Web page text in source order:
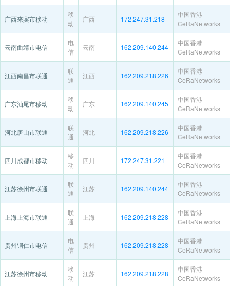
广西来宾市移动
移
动
广西 172.247.31.218
中国香港
CeRaNetworks
云南曲靖市电信
电
信
云南 162.209.140.244
中国香港
CeRaNetworks
江西南昌市联通
联
通
江西 162.209.218.226
中国香港
CeRaNetworks
广东汕尾市移动
移
动
广东 162.209.140.245
中国香港
CeRaNetworks
河北唐山市联通
联
通
河北 162.209.218.226
中国香港
CeRaNetworks
四川成都市移动
移
动
四川 172.247.31.221
中国香港
CeRaNetworks
江苏徐州市联通
联
通
江苏 162.209.140.244
中国香港
CeRaNetworks
上海上海市联通
联
通
上海 162.209.218.228
中国香港
CeRaNetworks
贵州铜仁市电信
电
信
贵州 162.209.218.228
中国香港
CeRaNetworks
江苏徐州市移动
移
动
江苏 162.209.218.228
中国香港
CeRaNetworks